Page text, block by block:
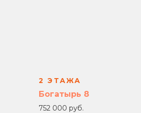
2 ЭТАЖА
Богатырь 8
752 000 руб.